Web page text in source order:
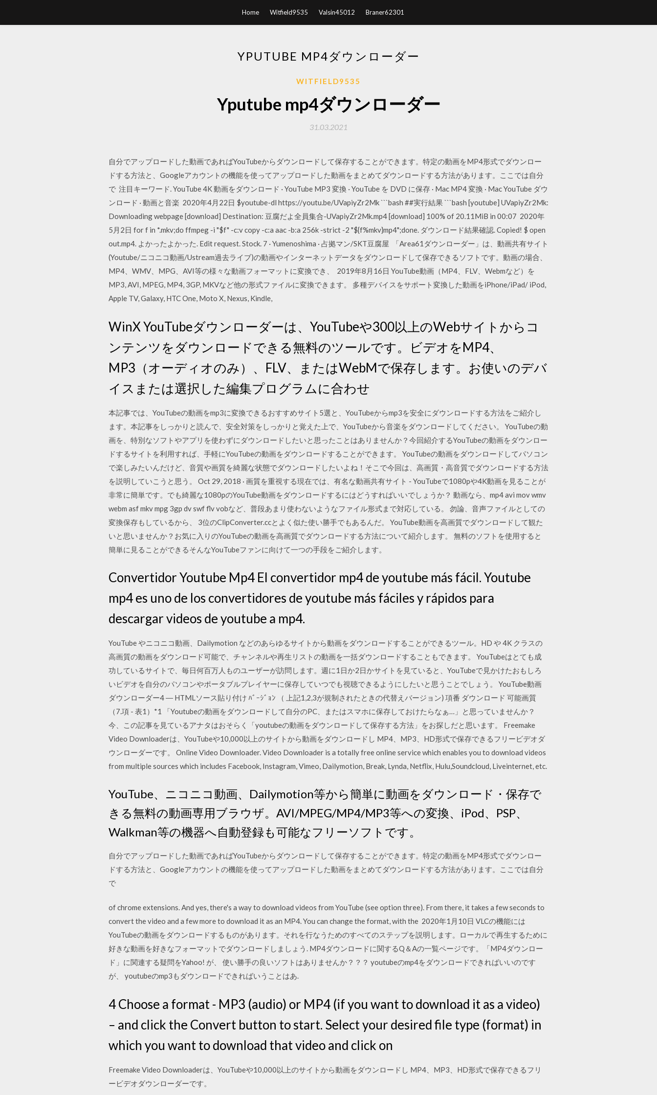
Home Witfield9535 Valsin45012 Braner62301
YPUTUBE MP4ダウンローダー
WITFIELD9535
Yputube mp4ダウンローダー
31.03.2021
自分でアップロードした動画であればYouTubeからダウンロードして保存することができます。特定の動画をMP4形式でダウンロー
ドする方法と、Googleアカウントの機能を使ってアップロードした動画をまとめてダウンロードする方法があります。ここでは自分
で 注目キーワード. YouTube 4K 動画をダウンロード · YouTube MP3 変換 · YouTube を DVD に保存 · Mac MP4 変換 · Mac YouTube ダウ
ンロード · 動画と音楽 2020年4月22日 $youtube-dl https://youtu.be/UVapiyZr2Mk ```bash ##実行結果 ```bash [youtube] UVapiyZr2Mk:
Downloading webpage [download] Destination: 豆腐だよ全員集合-UVapiyZr2Mk.mp4 [download] 100% of 20.11MiB in 00:07 2020年
5月2日 for f in *.mkv;do ffmpeg -i "$f" -c:v copy -c:a aac -b:a 256k -strict -2 "${f%mkv}mp4";done. ダウンロード結果確認. Copied! $ open
out.mp4. よかったよかった. Edit request. Stock. 7 · Yumenoshima · 占拠マン/SKT豆腐屋 「Area61ダウンローダー」は、動画共有サイト
(Youtube/ニコニコ動画/Ustream過去ライブ)の動画やインターネットデータをダウンロードして保存できるソフトです。動画の場合、
MP4、WMV、MPG、AVI等の様々な動画フォーマットに変換でき、 2019年8月16日 YouTube動画（MP4、FLV、Webmなど）を
MP3, AVI, MPEG, MP4, 3GP, MKVなど他の形式ファイルに変換できます。 多種デバイスをサポート変換した動画をiPhone/iPad/ iPod,
Apple TV, Galaxy, HTC One, Moto X, Nexus, Kindle,
WinX YouTubeダウンローダーは、YouTubeや300以上のWebサイトからコ
ンテンツをダウンロードできる無料のツールです。ビデオをMP4、
MP3（オーディオのみ）、FLV、またはWebMで保存します。お使いのデバ
イスまたは選択した編集プログラムに合わせ
本記事では、YouTubeの動画をmp3に変換できるおすすめサイト5選と、YouTubeからmp3を安全にダウンロードする方法をご紹介し
ます。本記事をしっかりと読んで、安全対策をしっかりと覚えた上で、YouTubeから音楽をダウンロードしてください。 YouTubeの動
画を、特別なソフトやアプリを使わずにダウンロードしたいと思ったことはありませんか？今回紹介するYouTubeの動画をダウンロー
ドするサイトを利用すれば、手軽にYouTubeの動画をダウンロードすることができます。 YouTubeの動画をダウンロードしてパソコン
で楽しみたいんだけど、音質や画質を綺麗な状態でダウンロードしたいよね！そこで今回は、高画質・高音質でダウンロードする方法
を説明していこうと思う。 Oct 29, 2018 · 画質を重視する現在では、有名な動画共有サイト - YouTubeで1080pや4K動画を見ることが
非常に簡単です。でも綺麗な1080pのYouTube動画をダウンロードするにはどうすればいいでしょうか？ 動画なら、mp4 avi mov wmv
webm asf mkv mpg 3gp dv swf flv vobなど、普段あまり使わないようなファイル形式まで対応している。 勿論、音声ファイルとしての
変換保存もしているから、 3位のClipConverter.ccとよく似た使い勝手でもあるんだ。 YouTube動画を高画質でダウンロードして観た
いと思いませんか？お気に入りのYouTubeの動画を高画質でダウンロードする方法について紹介します。 無料のソフトを使用すると
簡単に見ることができるそんなYouTubeファンに向けて一つの手段をご紹介します。
Convertidor Youtube Mp4 El convertidor mp4 de youtube más fácil. Youtube
mp4 es uno de los convertidores de youtube más fáciles y rápidos para
descargar videos de youtube a mp4.
YouTube やニコニコ動画、Dailymotion などのあらゆるサイトから動画をダウンロードすることができるツール。HD や 4K クラスの
高画質の動画をダウンロード可能で、チャンネルや再生リストの動画を一括ダウンロードすることもできます。 YouTubeはとても成
功しているサイトで、毎日何百万人ものユーザーが訪問します。週に1日か2日かサイトを見ていると、YouTubeで見かけたおもしろ
いビデオを自分のパソコンやポータブルプレイヤーに保存していつでも視聴できるようにしたいと思うことでしょう。 YouTube動画
ダウンローダー4 ― HTMLソース貼り付け ﾊﾞｰｼﾞｮﾝ （ 上記1,2,3が規制されたときの代替えバージョン) 項番 ダウンロード 可能画質
（7.項 - 表1）*1 「Youtubeの動画をダウンロードして自分のPC、またはスマホに保存しておけたらなぁ…」と思っていませんか？
今、この記事を見ているアナタはおそらく「youtubeの動画をダウンロードして保存する方法」をお探しだと思います。 Freemake
Video Downloaderは、YouTubeや10,000以上のサイトから動画をダウンロードし MP4、MP3、HD形式で保存できるフリービデオダ
ウンローダーです。 Online Video Downloader. Video Downloader is a totally free online service which enables you to download videos
from multiple sources which includes Facebook, Instagram, Vimeo, Dailymotion, Break, Lynda, Netflix, Hulu,Soundcloud, Liveinternet, etc.
YouTube、ニコニコ動画、Dailymotion等から簡単に動画をダウンロード・保存で
きる無料の動画専用ブラウザ。AVI/MPEG/MP4/MP3等への変換、iPod、PSP、
Walkman等の機器へ自動登録も可能なフリーソフトです。
自分でアップロードした動画であればYouTubeからダウンロードして保存することができます。特定の動画をMP4形式でダウンロー
ドする方法と、Googleアカウントの機能を使ってアップロードした動画をまとめてダウンロードする方法があります。ここでは自分
で
of chrome extensions. And yes, there's a way to download videos from YouTube (see option three). From there, it takes a few seconds to
convert the video and a few more to download it as an MP4. You can change the format, with the 2020年1月10日 VLCの機能には
YouTubeの動画をダウンロードするものがあります。それを行なうためのすべてのステップを説明します。ローカルで再生するために
好きな動画を好きなフォーマットでダウンロードしましょう. MP4ダウンロードに関するQ＆Aの一覧ページです。「MP4ダウンロー
ド」に関連する疑問をYahoo! が、 使い勝手の良いソフトはありませんか？？？ youtubeのmp4をダウンロードできればいいのです
が、 youtubeのmp3もダウンロードできればいうことはあ.
4 Choose a format - MP3 (audio) or MP4 (if you want to download it as a video)
– and click the Convert button to start. Select your desired file type (format) in
which you want to download that video and click on
Freemake Video Downloaderは、YouTubeや10,000以上のサイトから動画をダウンロードし MP4、MP3、HD形式で保存できるフリ
ービデオダウンローダーです。